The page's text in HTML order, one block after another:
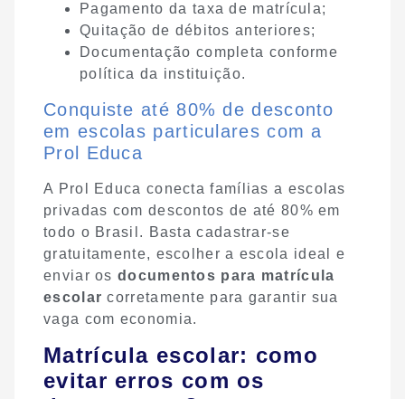
Pagamento da taxa de matrícula;
Quitação de débitos anteriores;
Documentação completa conforme
política da instituição.
Conquiste até 80% de desconto
em escolas particulares com a
Prol Educa
A Prol Educa conecta famílias a escolas
privadas com descontos de até 80% em
todo o Brasil. Basta cadastrar-se
gratuitamente, escolher a escola ideal e
enviar osdocumentos para matrícula
escolar corretamente para garantir sua
vaga com economia.
Matrícula escolar: como
evitar erros com os